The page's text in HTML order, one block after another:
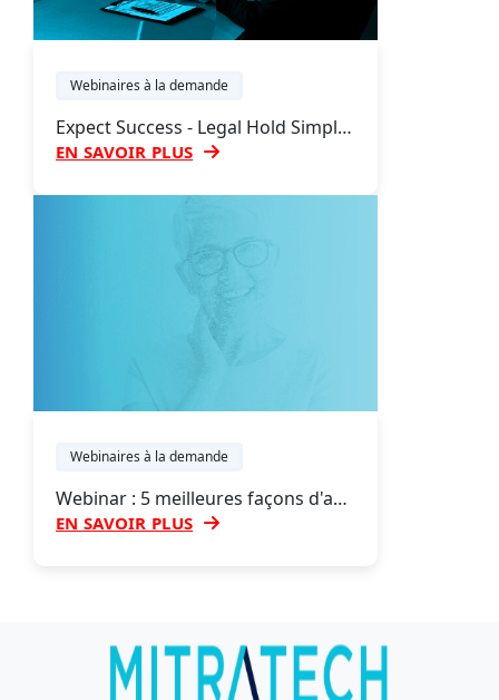
Webinaires à la demande
Expect Success - Legal Hold Simplified Webinar (en anglais)
EN SAVOIR PLUS
Webinaires à la demande
Webinar : 5 meilleures façons d'assurer la pérennité de votre pile de technologies juridiques
EN SAVOIR PLUS